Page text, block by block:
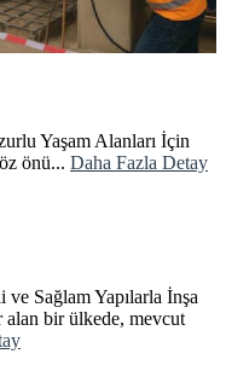
Yaşam Alanları İçin
önü... Daha Fazla Detay
Sağlam Yapılarla İnşa
alan bir ülkede, mevcut